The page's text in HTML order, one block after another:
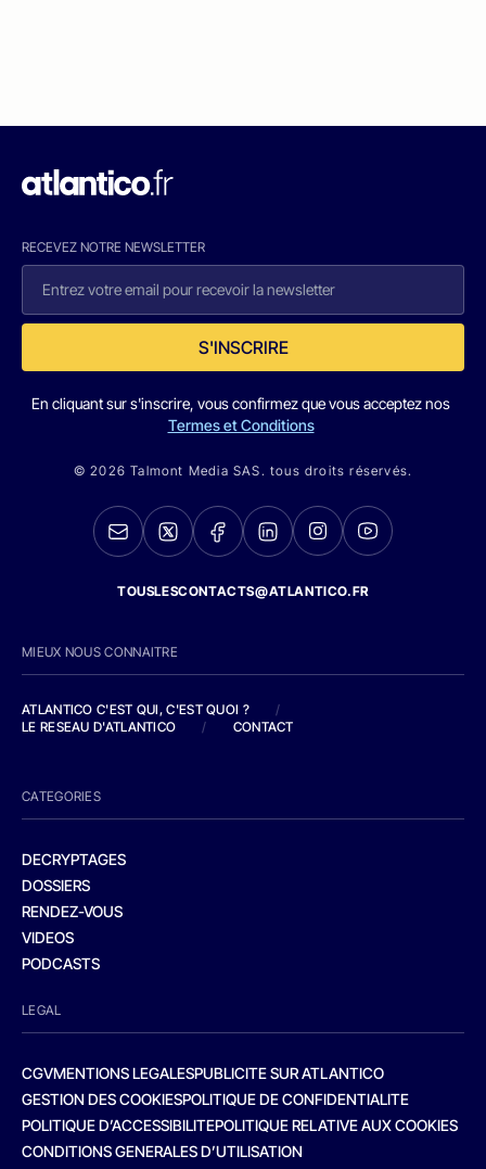
RECEVEZ NOTRE NEWSLETTER
S'INSCRIRE
En cliquant sur s'inscrire, vous confirmez que vous acceptez nos
Termes et Conditions
© 2026 Talmont Media SAS. tous droits réservés.
TOUSLESCONTACTS@ATLANTICO.FR
MIEUX NOUS CONNAITRE
ATLANTICO C'EST QUI, C'EST QUOI ?
/
LE RESEAU D'ATLANTICO
/ CONTACT
CATEGORIES
DECRYPTAGES
DOSSIERS
RENDEZ-VOUS
VIDEOS
PODCASTS
LEGAL
CGVMENTIONS LEGALESPUBLICITE SUR ATLANTICO
GESTION DES COOKIESPOLITIQUE DE CONFIDENTIALITE
POLITIQUE D’ACCESSIBILITEPOLITIQUE RELATIVE AUX COOKIES
CONDITIONS GENERALES D’UTILISATION